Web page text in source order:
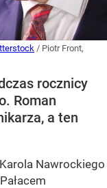
/ Piotr Front,
rocznicy
Roman
a ten
Nawrockiego